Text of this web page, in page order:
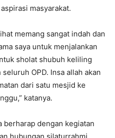
masyarakat.
memang sangat indah dan
saya untuk menjalankan
sholat shubuh keliling
OPD. Insa allah akan
dari satu mesjid ke
katanya.
berharap dengan kegiatan